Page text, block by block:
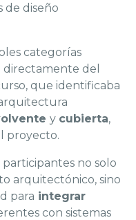
de diseño
categorías
directamente del
que identificaba
y cubierta,
proyecto.
participantes no solo
arquitectónico, sino
para integrar
con sistemas